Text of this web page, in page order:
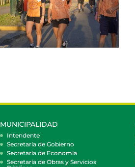
MUNICIPALIDAD
Intendente
Secretaría de Gobierno
Secretaría de Economía
Secretaría de Obras y Servicios